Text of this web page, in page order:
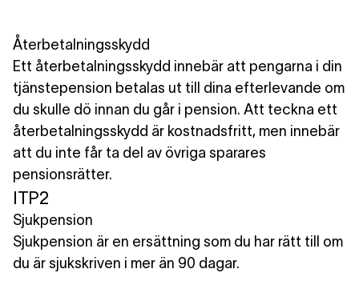
Återbetalningsskydd
Ett återbetalningsskydd innebär att pengarna i din
tjänstepension betalas ut till dina efterlevande om
du skulle dö innan du går i pension. Att teckna ett
återbetalningsskydd är kostnadsfritt, men innebär
att du inte får ta del av övriga sparares
pensionsrätter.
ITP2
Sjukpension
Sjukpension är en ersättning som du har rätt till om
du är sjukskriven i mer än 90 dagar.